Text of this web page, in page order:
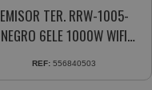
EMISOR TER. RRW-1005-
NEGRO 6ELE 1000W WIFI
BLOQUEO NIÑOS
REF: 556840503